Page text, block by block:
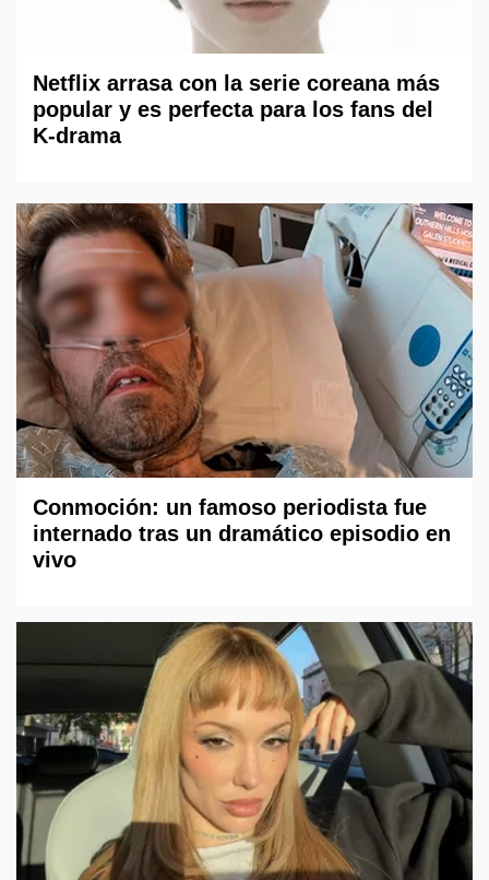
Netflix arrasa con la serie coreana más
popular y es perfecta para los fans del
K-drama
Conmoción: un famoso periodista fue
internado tras un dramático episodio en
vivo